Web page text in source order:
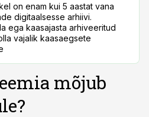
on enam kui 5 aastat vana
digitaalsesse arhiivi.
ega kaasajasta arhiveeritud
vajalik kaasaegsete
mõjub